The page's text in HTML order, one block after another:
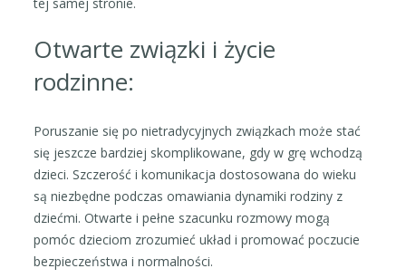
Otwarte związki i życie
rodzinne:
Poruszanie się po nietradycyjnych związkach może stać
się jeszcze bardziej skomplikowane, gdy w grę wchodzą
dzieci. Szczerość i komunikacja dostosowana do wieku
są niezbędne podczas omawiania dynamiki rodziny z
dziećmi. Otwarte i pełne szacunku rozmowy mogą
pomóc dzieciom zrozumieć układ i promować poczucie
bezpieczeństwa i normalności.